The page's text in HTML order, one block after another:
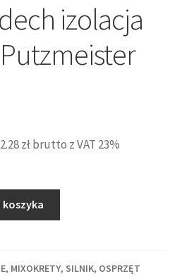
izolacja
złbrutto z VAT 23%
koszyka
, MIXOKRETY, SILNIK, OSPRZĘT